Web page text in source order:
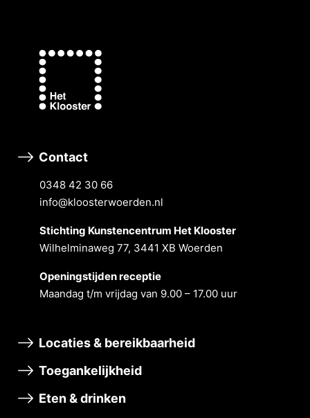
Contact
0348 42 30 66
info@kloosterwoerden.nl
Stichting Kunstencentrum Het Klooster
Wilhelminaweg 77, 3441 XB Woerden
Openingstĳden receptie
Maandag t/m vrĳdag van 9.00 – 17.00 uur
Locaties & bereikbaarheid
Toegankelijkheid
Eten & drinken